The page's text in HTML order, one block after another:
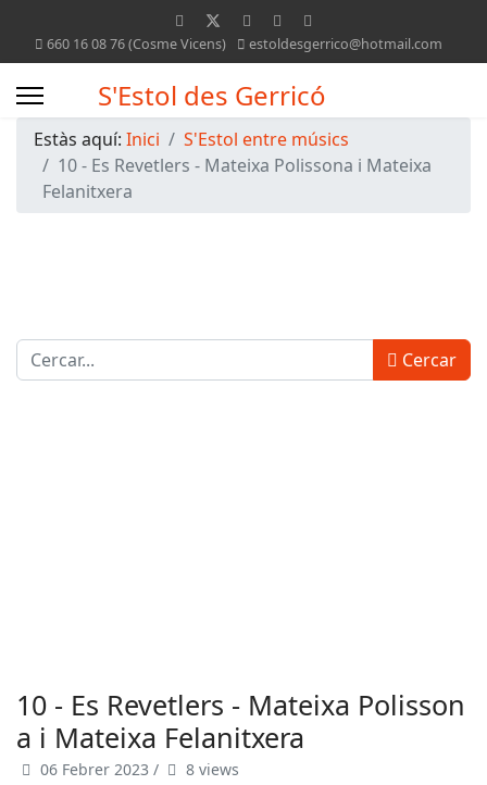
660 16 08 76 (Cosme Vicens) estoldesgerrico@hotmail.com
S'Estol des Gerricó
Estàs aquí: Inici
S'Estol entre músics
10 - Es Revetlers - Mateixa Polissona i Mateixa
Felanitxera
Cercar
10 - Es Revetlers - Mateixa Polisson
a i Mateixa Felanitxera
06 Febrer 2023 /
8 views